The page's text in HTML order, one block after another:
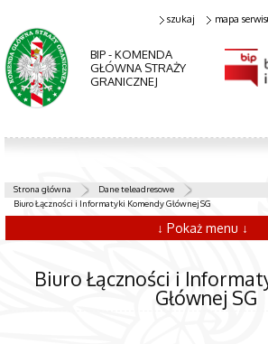
BIP - KOMENDA
GŁÓWNA STRAŻY
GRANICZNEJ
szukaj mapa
Strona główna
Dane teleadresowe
Biuro Łączności i Informatyki Komendy Głównej SG
↓ Pokaż menu ↓
Biuro Łączności i
Głównej SG